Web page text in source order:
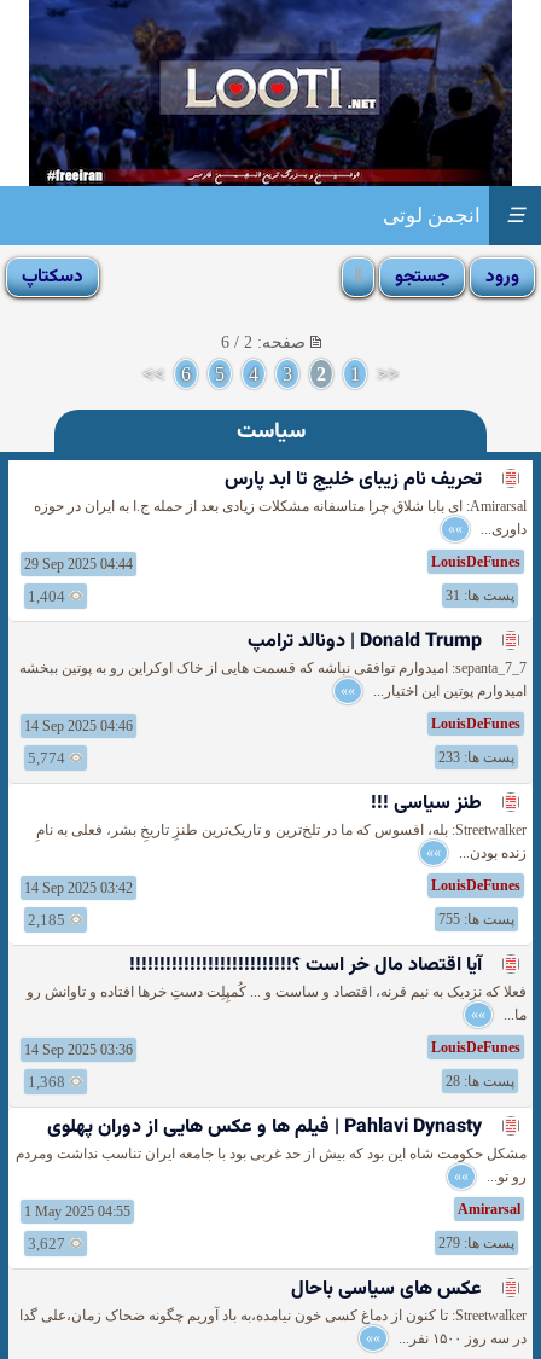
انجمن لوتی ☰
صفحه: 2 / 6
<<
1
2
3
4
5
6
>>
سیاست
تحریف نام زیبای خلیج تا ابد پارس
Amirarsal: ای بابا شلاق چرا متاسفانه مشکلات زیادی بعد از حمله ج.ا به ایران در حوزه
داوری... »»
LouisDeFunes
29 Sep 2025 04:44
پست ها: 31
1,404
Donald Trump | دونالد ترامپ
sepanta_7_7: امیدوارم توافقی نباشه که قسمت هایی از خاک اوکراین رو به پوتین ببخشه
امیدوارم پوتین این اختیار... »»
LouisDeFunes
14 Sep 2025 04:46
پست ها: 233
5,774
طنز سیاسی !!!
Streetwalker: بله، افسوس که ما در تلخ‌ترین و تاریک‌ترین طنزِ تاریخِ بشر، فعلی به نامِ
زنده بودن... »»
LouisDeFunes
14 Sep 2025 03:42
پست ها: 755
2,185
آیا اقتصاد مال خر است ؟!!!!!!!!!!!!!!!!!!!!!!!!!!!
فعلا که نزدیک به نیم قرنه، اقتصاد و ساست و ... کُمپِلِت دستِ خرها افتاده و تاوانش رو
ما... »»
LouisDeFunes
14 Sep 2025 03:36
پست ها: 28
1,368
Pahlavi Dynasty | فیلم ها و عکس هایی از دوران پهلوی
مشکل حکومت شاه این بود که بیش از حد غربی بود با جامعه ایران تناسب نداشت ومردم
رو تو... »»
Amirarsal
1 May 2025 04:55
پست ها: 279
3,627
عكس های سیاسی باحال
Streetwalker: تا کنون از دماغ کسی خون نیامده،به باد آوریم چگونه ضحاک زمان،علی گدا
در سه روز ۱۵۰۰ نفر...
»»